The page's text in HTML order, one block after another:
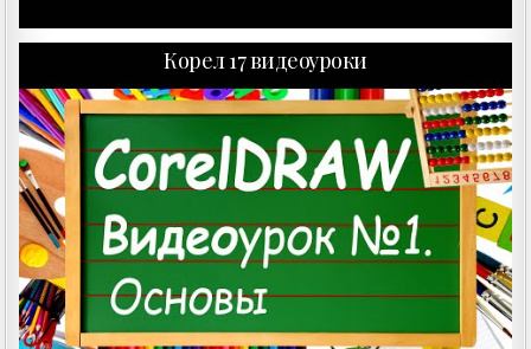
Корел 17 видеоуроки